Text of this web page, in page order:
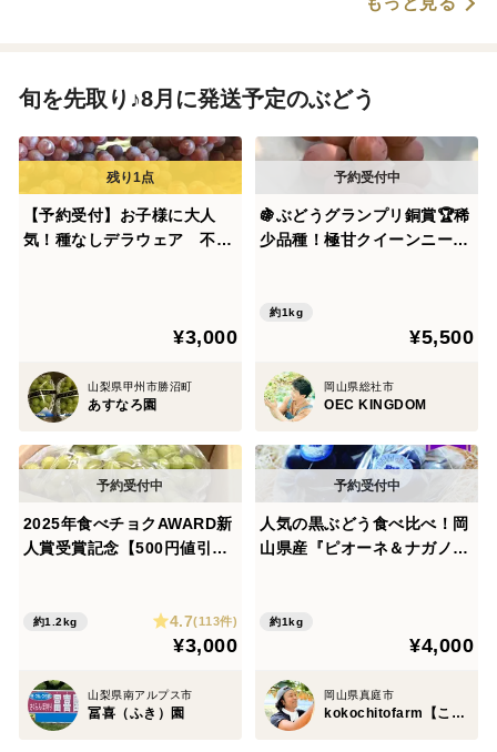
旬を先取り♪8月に発送予定のぶどう
【予約受付】お子様に大人
気！種なしデラウェア 不動
¥3,000
山梨県甲州市勝沼町
あすなろ園
🍇ぶどうグランプリ銅賞🏆稀
少品種！極甘クイーンニーナ
約1kg
¥5,500
岡山県総社市
OEC KINGDOM
2025年食べチョクAWARD新
人賞受賞記念【500円値引
あり】美味しい食べ方や保存
の仕方を同封します!
約1.2kg 4.7(113件)
¥3,000
山梨県南アルプス市
冨喜（ふき）園
人気の黒ぶどう食べ比べ！岡
山県産『ピオーネ＆ナガノパ
約1kg
¥4,000
岡山県真庭市
kokochitofarm【ここちとふぁーむ】